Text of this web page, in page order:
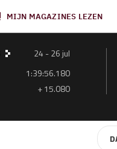
MIJN MAGAZINES LEZEN
24 - 26 jul
1:39:56.180
+ 15.080